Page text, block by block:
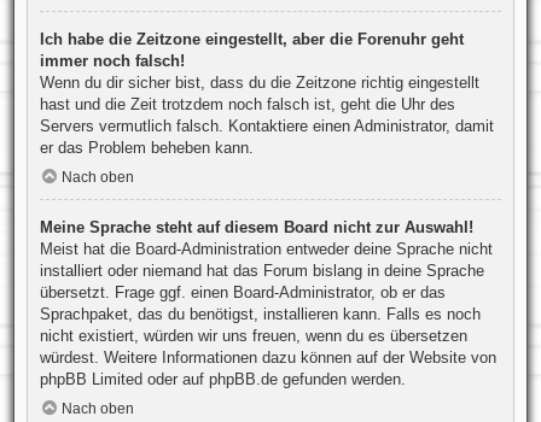
Ich habe die Zeitzone eingestellt, aber die Forenuhr geht
immer noch falsch!
Wenn du dir sicher bist, dass du die Zeitzone richtig eingestellt
hast und die Zeit trotzdem noch falsch ist, geht die Uhr des
Servers vermutlich falsch. Kontaktiere einen Administrator, damit
er das Problem beheben kann.
Nach oben
Meine Sprache steht auf diesem Board nicht zur Auswahl!
Meist hat die Board-Administration entweder deine Sprache nicht
installiert oder niemand hat das Forum bislang in deine Sprache
übersetzt. Frage ggf. einen Board-Administrator, ob er das
Sprachpaket, das du benötigst, installieren kann. Falls es noch
nicht existiert, würden wir uns freuen, wenn du es übersetzen
würdest. Weitere Informationen dazu können auf der Website von
phpBB Limited oder auf phpBB.degefunden werden.
Nach oben